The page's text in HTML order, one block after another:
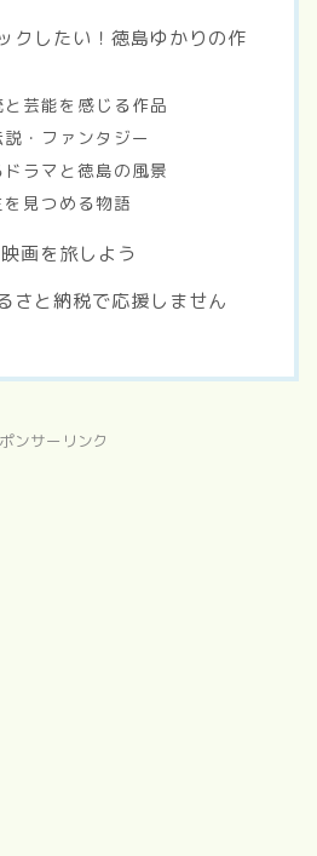
クしたい！徳島ゆかりの作
芸能を感じる作品
・ファンタジー
ラマと徳島の風景
見つめる物語
画を旅しよう
さと納税で応援しません
ンサーリンク